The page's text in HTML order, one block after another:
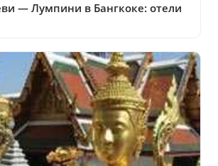
— Лумпини в Бангкоке: отели